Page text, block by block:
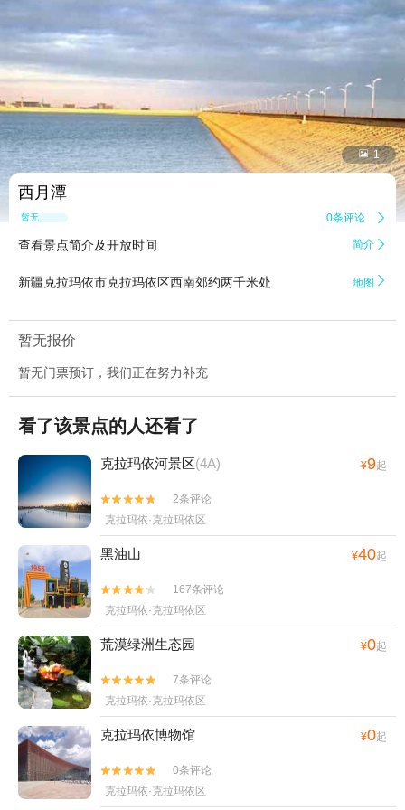
 1
西月潭
暂无点评 0条评论 
查看景点简介及开放时间 简介 
新疆克拉玛依市克拉玛依区西南郊约两千米处 地图 
暂无报价
暂无门票预订，我们正在努力补充
看了该景点的人还看了
克拉玛依河景区(4A) ¥9起


2条评论
克拉玛依·克拉玛依区
黑油山 ¥40起


167条评论
克拉玛依·克拉玛依区
荒漠绿洲生态园 ¥0起


7条评论
克拉玛依·克拉玛依区
克拉玛依博物馆 ¥0起


0条评论
克拉玛依·克拉玛依区